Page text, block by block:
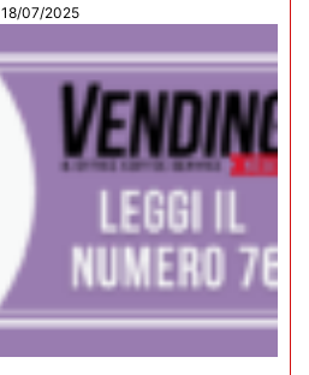
18/07/2025